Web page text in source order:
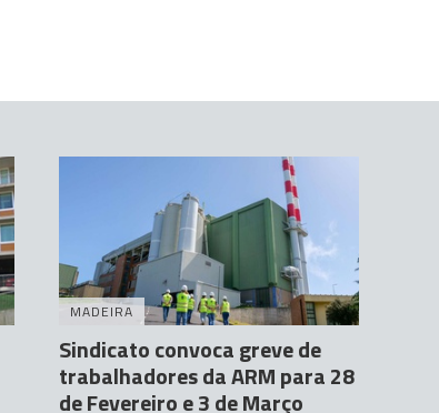
MADEIRA
Sindicato convoca greve de
trabalhadores da ARM para 28
de Fevereiro e 3 de Março